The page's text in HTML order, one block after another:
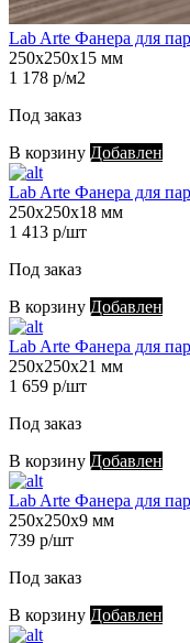
Lab Arte Фанера для
250х250х15 мм
1 178 р/м2
Под заказ
В корзину Добавлен
Lab Arte Фанера для
250х250х18 мм
1 413 р/шт
Под заказ
В корзину Добавлен
Lab Arte Фанера для
250х250х21 мм
1 659 р/шт
Под заказ
В корзину Добавлен
Lab Arte Фанера для
250х250х9 мм
739 р/шт
Под заказ
В корзину Добавлен